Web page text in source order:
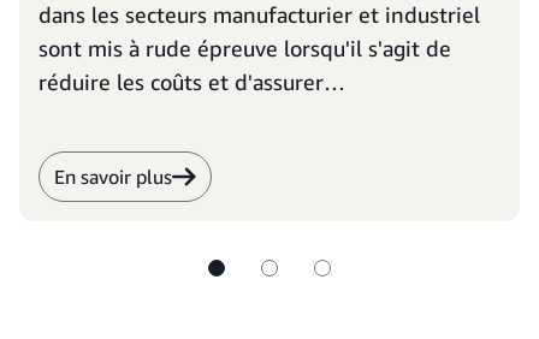
dans les secteurs manufacturier et industriel
sont mis à rude épreuve lorsqu'il s'agit de
réduire les coûts et d'assurer
d'aborder les achats pourrait peut-être les
aider à découvrir de nouvelles façons de
En savoir plus